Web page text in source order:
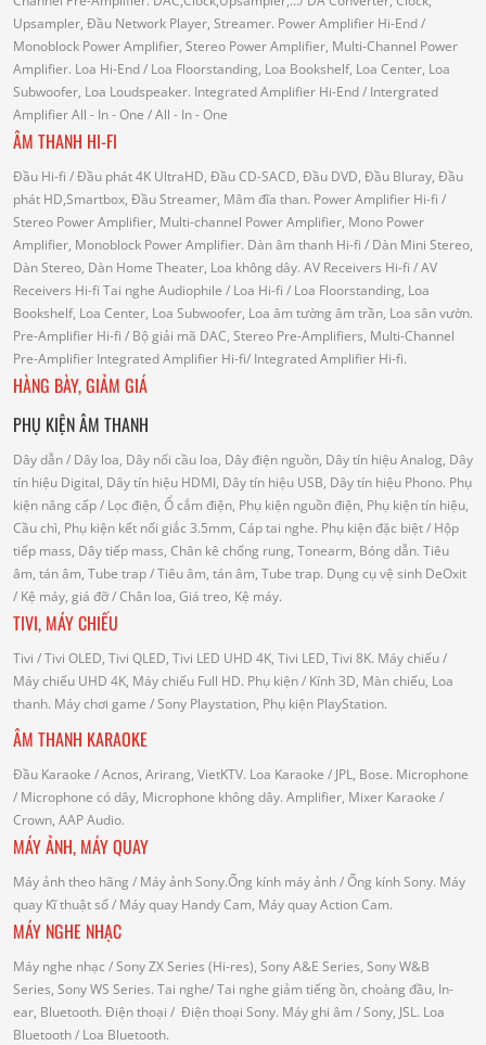
Upsampler, Đầu Network Player, Streamer. Power Amplifier Hi-End/
Monoblock Power Amplifier, Stereo Power Amplifier, Multi-Channel Power
Amplifier. Loa Hi-End/ Loa Floorstanding, Loa Bookshelf, Loa Center, Loa
Subwoofer, Loa Loudspeaker. Integrated Amplifier Hi-End/ Intergrated
AmplifierAll - In - One / All - In - One
ÂM THANH HI-FI
Đầu Hi-fi / Đầu phát 4K UltraHD, Đầu CD-SACD, Đầu DVD, Đầu Bluray, Đầu
phát HD,Smartbox, Đầu Streamer, Mâm đĩa than. Power Amplifier Hi-fi /
Stereo Power Amplifier, Multi-channel Power Amplifier, Mono Power
Amplifier, Monoblock Power Amplifier. Dàn âm thanh Hi-fi / Dàn Mini Stereo,
Dàn Stereo, Dàn Home Theater, Loa không dây. AV Receivers Hi-fi / AV
Receivers Hi-fi Tai nghe Audiophile / Loa Hi-fi / Loa Floorstanding, Loa
Bookshelf, Loa Center, Loa Subwoofer, Loa âm tường âm trần, Loa sân vườn.
Pre-Amplifier Hi-fi / Bộ giải mã DAC, Stereo Pre-Amplifiers, Multi-Channel
Pre-Amplifier Integrated Amplifier Hi-fi/ Integrated Amplifier Hi-fi.
HÀNG BÀY, GIẢM GIÁ
PHỤ KIỆN ÂM THANH
Dây dẫn/ Dây loa, Dây nối cầu loa, Dây điện nguồn, Dây tín hiệu Analog, Dây
tín hiệu Digital, Dây tín hiệu HDMI, Dây tín hiệu USB, Dây tín hiệu Phono. Phụ
kiện nâng cấp/ Lọc điện, Ổ cắm điện, Phụ kiện nguồn điện, Phụ kiện tín hiệu,
Cầu chì, Phụ kiện kết nối giắc 3.5mm, Cáp tai nghe. Phụ kiện đặc biệt/ Hộp
tiếp mass, Dây tiếp mass, Chân kê chống rung, Tonearm, Bóng dẫn. Tiêu
âm, tán âm, Tube trap/ Tiêu âm, tán âm, Tube trap. Dụng cụ vệ sinh DeOxit
/ Kệ máy, giá đỡ/ Chân loa, Giá treo, Kệ máy.
TIVI, MÁY CHIẾU
Tivi / Tivi OLED, Tivi QLED, Tivi LED UHD 4K, Tivi LED, Tivi 8K. Máy chiếu/
Máy chiếu UHD 4K, Máy chiếu Full HD. Phụ kiện/ Kính 3D, Màn chiếu, Loa
thanh. Máy chơi game / Sony Playstation, Phụ kiện PlayStation.
ÂM THANH KARAOKE
Đầu Karaoke / Acnos, Arirang, VietKTV. Loa Karaoke / JPL, Bose. Microphone
/ Microphone có dây, Microphone không dây. Amplifier, Mixer Karaoke /
Crown, AAP Audio.
MÁY ẢNH, MÁY QUAY
Máy ảnh theo hãng / Máy ảnh Sony.Ống kính máy ảnh / Ống kính Sony. Máy
quay Kĩ thuật số/ Máy quay Handy Cam, Máy quay Action Cam.
MÁY NGHE NHẠC
Máy nghe nhạc / Sony ZX Series (Hi-res), Sony A&E Series, Sony W&B
Series, Sony WS Series. Tai nghe/ Tai nghe giảm tiếng ồn, choàng đầu, In-
ear, Bluetooth. Điện thoại / Điện thoại Sony. Máy ghi âm / Sony, JSL. Loa
Bluetooth/ Loa Bluetooth.